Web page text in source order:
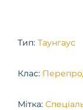
Тип: Таунгаус
Клас:
Мітка: